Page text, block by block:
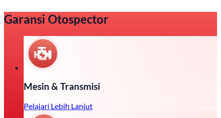
Garansi Otospector
Mesin & Transmisi
Pelajari Lebih Lanjut